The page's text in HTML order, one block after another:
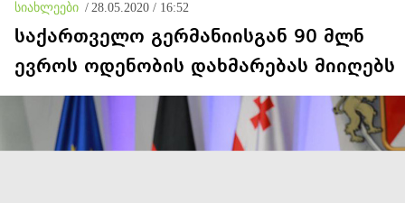
სიახლეები / 28.05.2020 / 16:52
საქართველო გერმანიისგან 90 მლნ
ევროს ოდენობის დახმარებას მიიღებს